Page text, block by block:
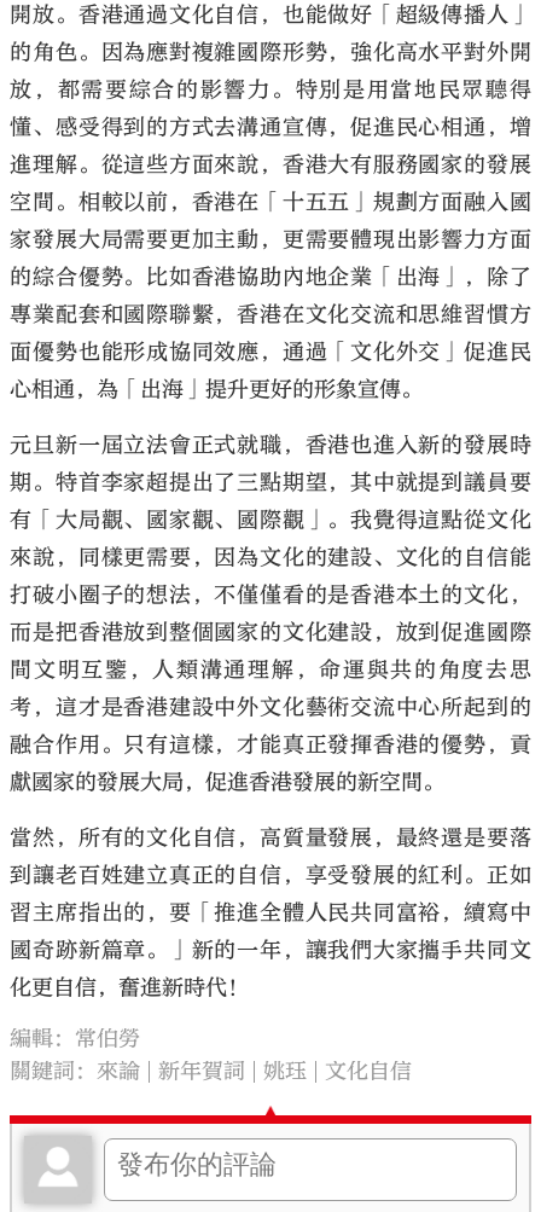
開放。香港通過文化自信，也能做好「超級傳播人」
的角色。因為應對複雜國際形勢，強化高水平對外開
放，都需要綜合的影響力。特別是用當地民眾聽得
懂、感受得到的方式去溝通宣傳，促進民心相通，增
進理解。從這些方面來說，香港大有服務國家的發展
空間。相較以前，香港在「十五五」規劃方面融入國
家發展大局需要更加主動，更需要體現出影響力方面
的綜合優勢。比如香港協助內地企業「出海」，除了
專業配套和國際聯繫，香港在文化交流和思維習慣方
面優勢也能形成協同效應，通過「文化外交」促進民
心相通，為「出海」提升更好的形象宣傳。
元旦新一屆立法會正式就職，香港也進入新的發展時
期。特首李家超提出了三點期望，其中就提到議員要
有「大局觀、國家觀、國際觀」。我覺得這點從文化
來說，同樣更需要，因為文化的建設、文化的自信能
打破小圈子的想法，不僅僅看的是香港本土的文化，
而是把香港放到整個國家的文化建設，放到促進國際
間文明互鑒，人類溝通理解，命運與共的角度去思
考，這才是香港建設中外文化藝術交流中心所起到的
融合作用。只有這樣，才能真正發揮香港的優勢，貢
獻國家的發展大局，促進香港發展的新空間。
當然，所有的文化自信，高質量發展，最終還是要落
到讓老百姓建立真正的自信，享受發展的紅利。正如
習主席指出的，要「推進全體人民共同富裕，續寫中
國奇跡新篇章。」新的一年，讓我們大家攜手共同文
化更自信，奮進新時代！
編輯：常伯勞
關鍵詞：來論 新年賀詞 姚珏 文化自信